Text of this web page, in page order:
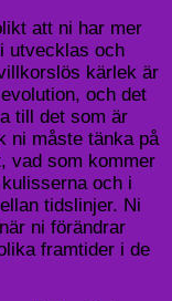
att ni har mer
utvecklas och
kärlek är
och det
till det som är
ni måste tänka på
vad som kommer
och i
tidslinjer. Ni
ni förändrar
framtider i de